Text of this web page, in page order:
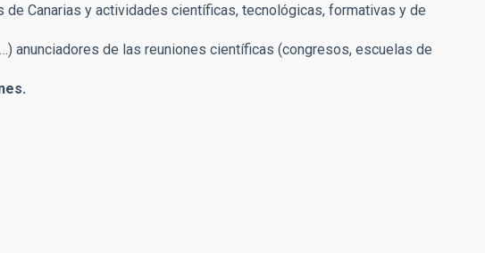
Canarias y actividades científicas, tecnológicas, formativas y de
anunciadores de las reuniones científicas (congresos, escuelas de